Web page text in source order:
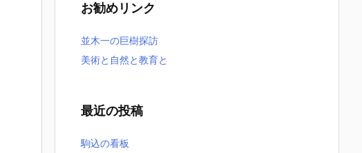
お勧めリンク
並木一の巨樹探訪
美術と自然と教育と
最近の投稿
駒込の看板